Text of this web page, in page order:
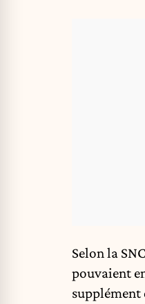
Selon la
pouvaient